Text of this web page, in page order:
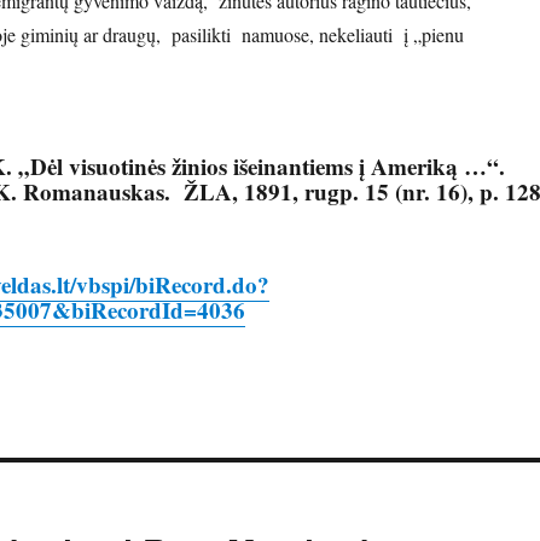
giminių ar draugų, pasilikti namuose, nekeliauti į „pienu
„Dėl visuotinės žinios išeinantiems į Ameriką …“.
Romanauskas. ŽLA, 1891, rugp. 15 (nr. 16), p. 128
vbspi/biRecord.do?